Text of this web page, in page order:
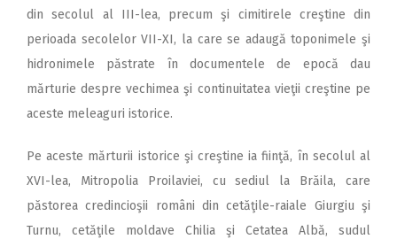
din secolul al III-lea, precum şi cimitirele creştine din
perioada secolelor VII-XI, la care se adaugă toponimele şi
hidronimele păstrate în documentele de epocă dau
mărturie despre vechimea şi continuitatea vieţii creştine pe
aceste meleaguri istorice.
Pe aceste mărturii istorice şi creştine ia fiinţă, în secolul al
XVI-lea, Mitropolia Proilaviei, cu sediul la Brăila, care
păstorea credincioşii români din cetăţile-raiale Giurgiu şi
Turnu, cetăţile moldave Chilia şi Cetatea Albă, sudul